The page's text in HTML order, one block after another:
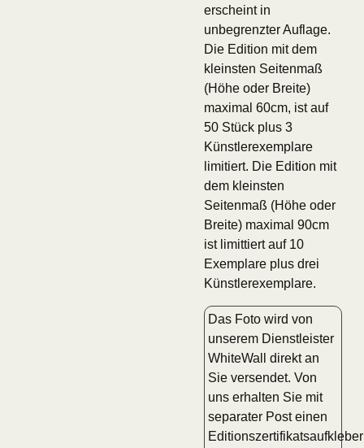
erscheint in
unbegrenzter Auflage.
Die Edition mit dem
kleinsten Seitenmaß
(Höhe oder Breite)
maximal 60cm, ist auf
50 Stück plus 3
Künstlerexemplare
limitiert. Die Edition mit
dem kleinsten
Seitenmaß (Höhe oder
Breite) maximal 90cm
ist limittiert auf 10
Exemplare plus drei
Künstlerexemplare.
Das Foto wird von
unserem Dienstleister
WhiteWall direkt an
Sie versendet. Von
uns erhalten Sie mit
separater Post einen
Editionszertifikatsaufkleber